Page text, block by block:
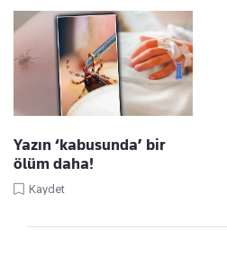
Yazın ‘kabusunda’ bir
ölüm daha!
Kaydet